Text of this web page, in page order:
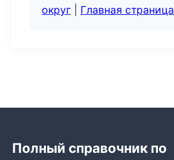
округ
Главная страница
Полный справочник по